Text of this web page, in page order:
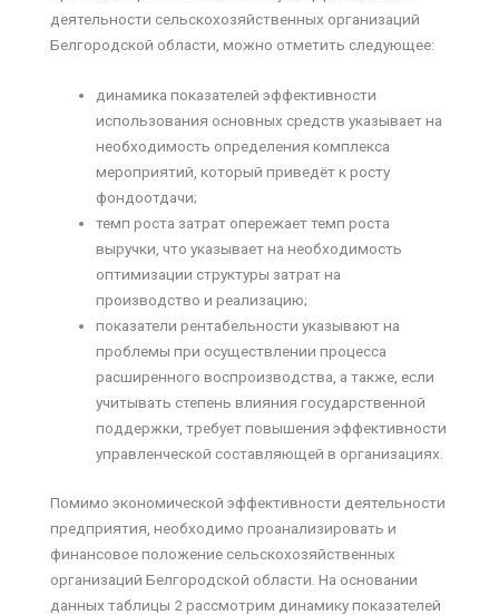
деятельности сельскохозяйственных организаций
Белгородской области, можно отметить следующее:
динамика показателей эффективности
использования основных средств указывает на
необходимость определения комплекса
мероприятий, который приведёт к росту
фондоотдачи;
темп роста затрат опережает темп роста
выручки, что указывает на необходимость
оптимизации структуры затрат на
производство и реализацию;
показатели рентабельности указывают на
проблемы при осуществлении процесса
расширенного воспроизводства, а также, если
учитывать степень влияния государственной
поддержки, требует повышения эффективности
управленческой составляющей в организациях.
Помимо экономической эффективности деятельности
предприятия, необходимо проанализировать и
финансовое положение сельскохозяйственных
организаций Белгородской области. На основании
данных таблицы 2 рассмотрим динамику показателей